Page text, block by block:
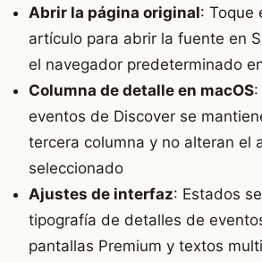
Abrir la página original: Toque
artículo para abrir la fuente en
el navegador predeterminado
Columna de detalle en macOS
eventos de Discover se
tercera columna y no alteran el
seleccionado
Ajustes de interfaz: Estados
tipografía de detalles de
pantallas Premium y textos